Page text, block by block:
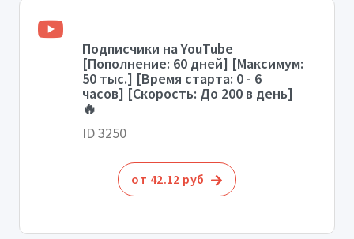
Подписчики на YouTube
[Пополнение: 60 дней] [Максимум:
50 тыс.] [Время старта: 0 - 6
часов] [Скорость: До 200 в день]
🔥
ID 3250
от 42.12 руб